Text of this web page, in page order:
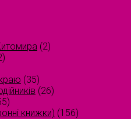
(2)
(35)
(26)
книжки) (156)